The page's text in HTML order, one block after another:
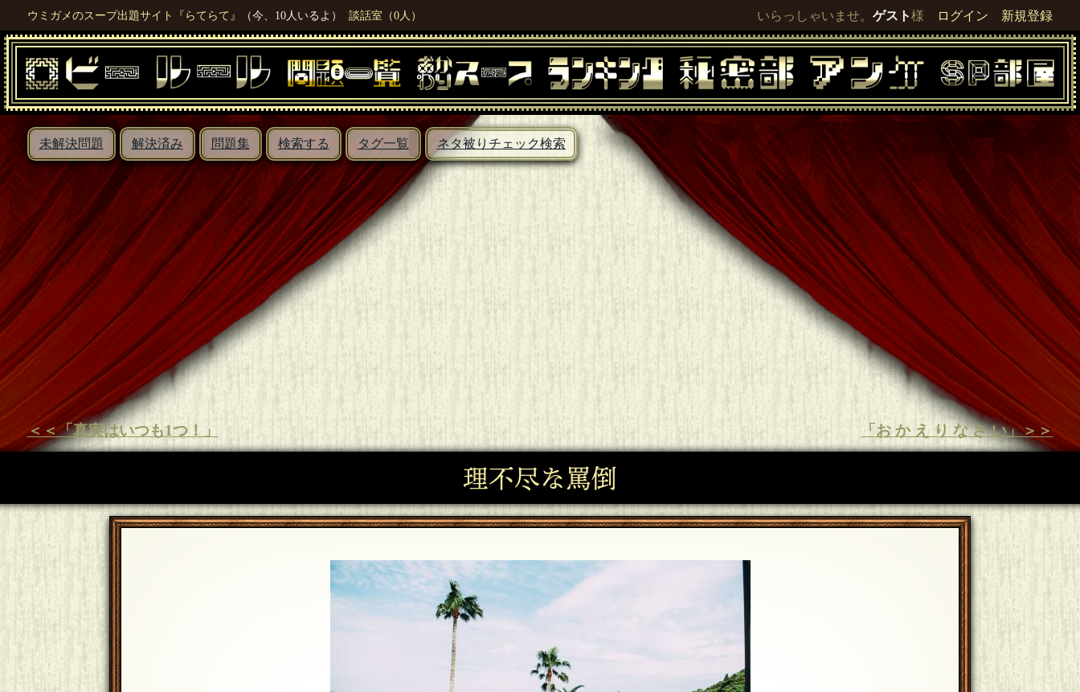
ウミガメのスープ出題サイト『らてらて』 （今、10人いるよ） 談話室（0人） いらっしゃいませ。ゲスト様 ログイン 新規登録
未解決問題 解決済み 問題集 検索する タグ一覧 ネタ被りチェック検索
＜＜「真実はいつも1つ！」 「お か え り な さ い」＞＞
理不尽な罵倒